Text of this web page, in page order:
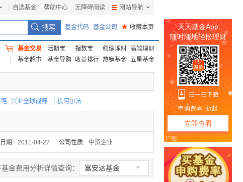
自选基金 帮助中心 无障碍阅读 网站导航
基金代码 基金公司 ★ 收藏本页
基金交易 活期宝 指数宝 稳健理财 高端理财
基金超市
基金导购 收益排行 热销基金 五星基金
兴业全球视野 上投阿尔法
期: 2011-04-27 公司性质: 中资企业
金费用分析详情查询： 富安达基金 